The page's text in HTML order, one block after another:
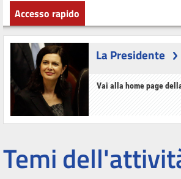
Accesso rapido
La Presidente
Vai alla home page
Temi